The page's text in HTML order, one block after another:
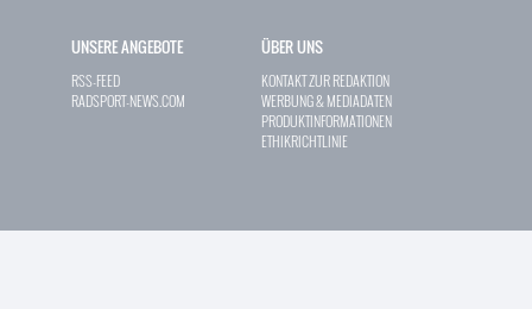
UNSERE ANGEBOTE
RSS-FEED
RADSPORT-NEWS.COM
ÜBER UNS
KONTAKT ZUR REDAKTION
WERBUNG & MEDIADATEN
PRODUKTINFORMATIONEN
ETHIKRICHTLINIE